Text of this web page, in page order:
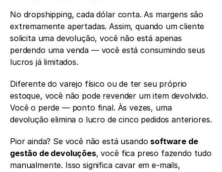
No dropshipping, cada dólar conta. As margens são
extremamente apertadas. Assim, quando um cliente
solicita uma devolução, você não está apenas
perdendo uma venda — você está consumindo seus
lucros já limitados.
Diferente do varejo físico ou de ter seu próprio
estoque, você não pode revender um item devolvido.
Você o perde — ponto final. Às vezes, uma
devolução elimina o lucro de cinco pedidos anteriores.
Pior ainda? Se você não está usando software de
gestão de devoluções, você fica preso fazendo tudo
manualmente. Isso significa cavar em e-mails,